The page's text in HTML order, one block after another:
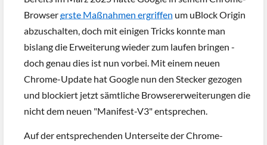
Browsererste Maßnahmen ergriffen um uBlock Origin
abzuschalten, doch mit einigen Tricks konnte man
bislang die Erweiterung wieder zum laufen bringen -
doch genau dies ist nun vorbei. Mit einem neuen
Chrome-Update hat Google nun den Stecker gezogen
und blockiert jetzt sämtliche Browsererweiterungen die
nicht dem neuen "Manifest-V3" entsprechen.
Auf der entsprechenden Unterseite der Chrome-